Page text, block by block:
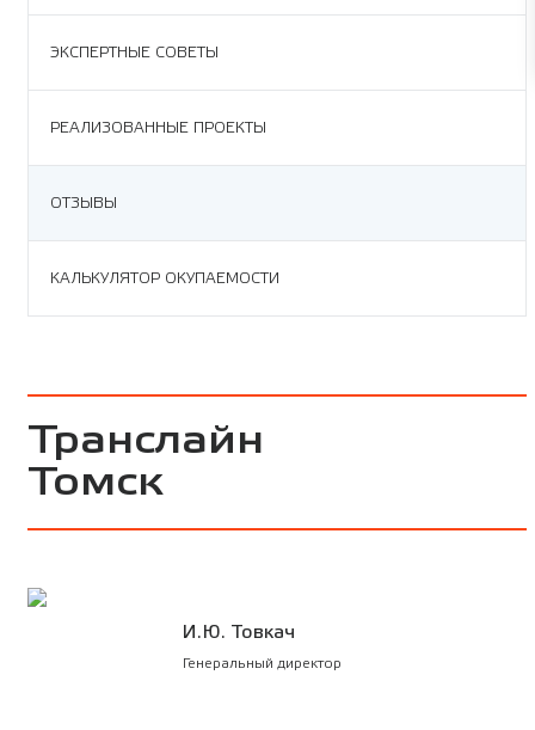
ЭКСПЕРТНЫЕ СОВЕТЫ
РЕАЛИЗОВАННЫЕ ПРОЕКТЫ
ОТЗЫВЫ
КАЛЬКУЛЯТОР ОКУПАЕМОСТИ
Транслайн
Томск
И.Ю. Товкач
Генеральный директор